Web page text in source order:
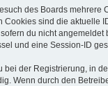
des Boards
sind die aktuelle
du nicht
und eine Session-ID
der Registrierung, in
Wenn durch den